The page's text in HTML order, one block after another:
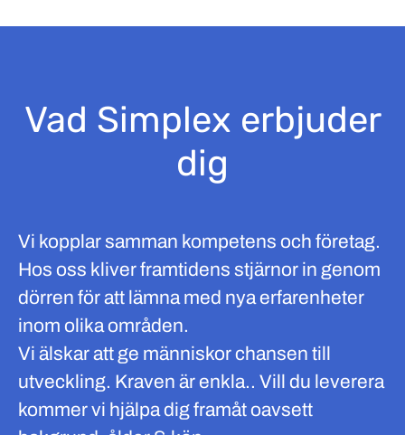
Vad Simplex erbjuder
dig
Vi kopplar samman kompetens och företag.
Hos oss kliver framtidens stjärnor in genom
dörren för att lämna med nya erfarenheter
inom olika områden.
Vi älskar att ge människor chansen till
utveckling. Kraven är enkla.. Vill du leverera
kommer vi hjälpa dig framåt oavsett